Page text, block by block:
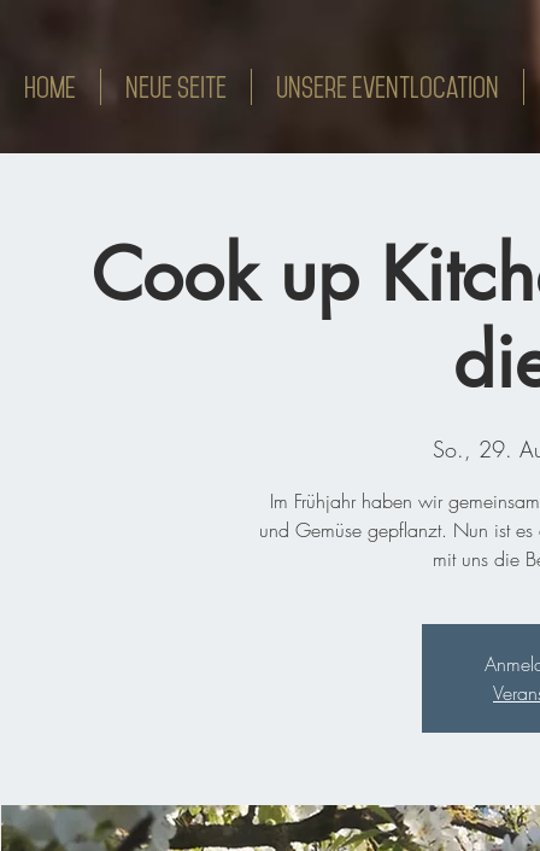
HOME Neue Seite Unsere Eventlocation
Cook up
So., 29.
Im Frühjahr haben wir
und Gemüse gepflanzt. Nun ist
mit uns die